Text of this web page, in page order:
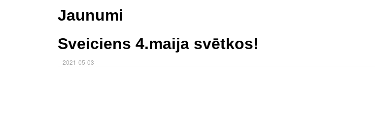
Jaunumi
Sveiciens 4.maija svētkos!
2021-05-03